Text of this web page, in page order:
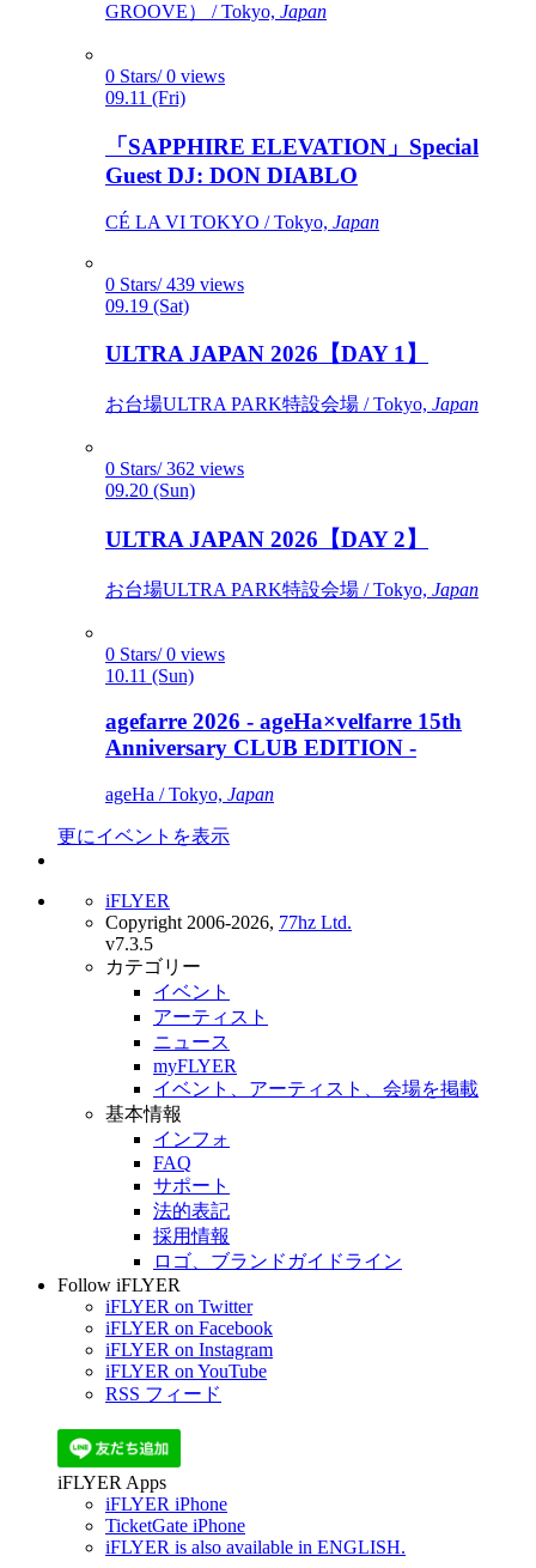
GROOVE） / Tokyo, Japan
0 Stars/ 0 views
09.11 (Fri)
「SAPPHIRE ELEVATION」Special
Guest DJ: DON DIABLO
CÉ LA VI TOKYO / Tokyo, Japan
0 Stars/ 439 views
09.19 (Sat)
ULTRA JAPAN 2026【DAY 1】
お台場ULTRA PARK特設会場 / Tokyo, Japan
0 Stars/ 362 views
09.20 (Sun)
ULTRA JAPAN 2026【DAY 2】
お台場ULTRA PARK特設会場 / Tokyo, Japan
0 Stars/ 0 views
10.11 (Sun)
agefarre 2026 - ageHa×velfarre 15th
Anniversary CLUB EDITION -
ageHa / Tokyo, Japan
更にイベントを表示
iFLYER
Copyright 2006-2026, 77hz Ltd.
v7.3.5
カテゴリー
イベント
アーティスト
ニュース
myFLYER
イベント、アーティスト、会場を掲載
基本情報
インフォ
FAQ
サポート
法的表記
採用情報
ロゴ、ブランドガイドライン
Follow iFLYER
iFLYER on Twitter
iFLYER on Facebook
iFLYER on Instagram
iFLYER on YouTube
RSS フィード
iFLYER Apps
iFLYER iPhone
TicketGate iPhone
iFLYER is also available in ENGLISH.